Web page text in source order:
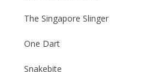
The Singapore Slinger
One Dart
Snakebite